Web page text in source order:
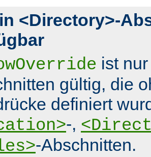
<Directory>-
ist
gültig, die
definiert
-,
-Abschnitten.